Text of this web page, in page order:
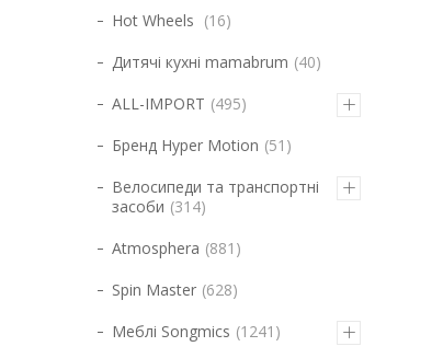
Hot Wheels
16
Дитячі кухні mamabrum 40
ALL-IMPORT 495
Бренд Hyper Motion 51
Велосипеди та транспортні
засоби 314
Atmosphera 881
Spin Master 628
Меблі Songmics 1241